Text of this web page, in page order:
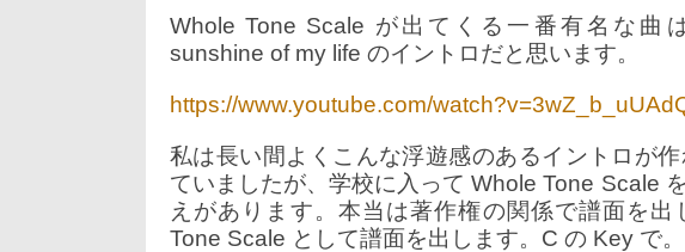
Whole Tone Scale が出てくる一番有名な曲
sunshine of my life のイントロだと思います。
https://www.youtube.com/
私は長い間よくこんな浮遊感のあるイントロが
ていましたが、学校に入って Whole Tone Scale
えがあります。本当は著作権の関係で譜面を
Tone Scale として譜面を出します。C の Key で。